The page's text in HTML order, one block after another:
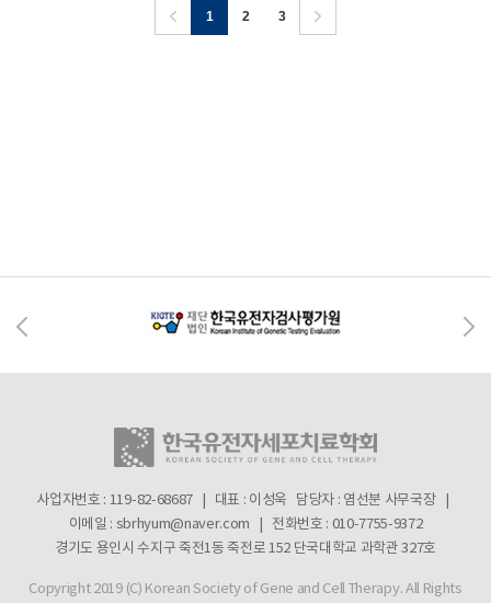
1 2 3
사업자번호 : 119-82-68687 | 대표 : 이성욱 담당자 : 염선분 사무국장 |
이메일 : sbrhyum@naver.com | 전화번호 : 010-7755-9372
경기도 용인시 수지구 죽전1동 죽전로 152 단국대학교 과학관 327호
Copyright 2019 (C) Korean Society of Gene and Cell Therapy. All Rights